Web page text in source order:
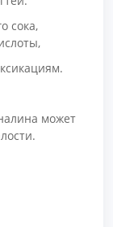
сока,
может